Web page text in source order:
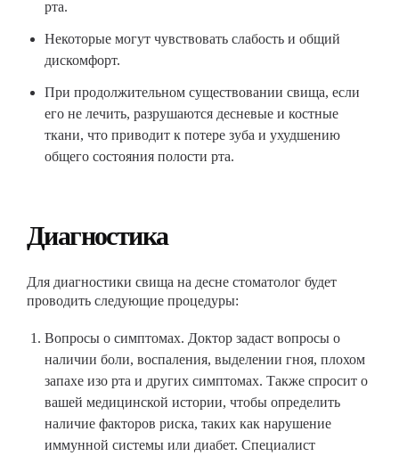
рта.
Некоторые могут чувствовать слабость и общий
дискомфорт.
При продолжительном существовании свища, если
его не лечить, разрушаются десневые и костные
ткани, что приводит к потере зуба и ухудшению
общего состояния полости рта.
Диагностика
Для диагностики свища на десне стоматолог будет
проводить следующие процедуры:
Вопросы о симптомах. Доктор задаст вопросы о
наличии боли, воспаления, выделении гноя, плохом
запахе изо рта и других симптомах. Также спросит о
вашей медицинской истории, чтобы определить
наличие факторов риска, таких как нарушение
иммунной системы или диабет. Специалист